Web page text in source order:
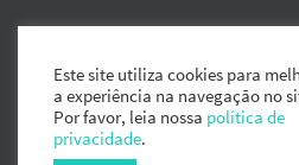
Este site utiliza cookies para
a experiência na navegação no
Por favor, leia nossa política de
privacidade.